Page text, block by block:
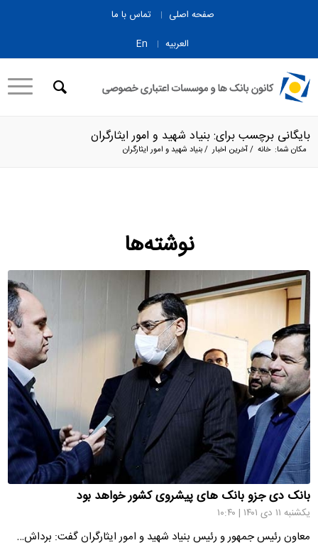
صفحه اصلی
تماس با ما
العربیه
En
بایگانی برچسب برای: بنیاد شهید و امور ایثارگران
مکان شما: خانه /آخرین اخبار /بنیاد شهید و امور ایثارگران
نوشته‌ها
بانک دی جزو بانک های پیشروی کشور خواهد بود
یکشنبه ۱۱ دی ۱۴۰۱ | ۱۰:۴۰
معاون رئیس جمهور و رئیس بنیاد شهید و امور ایثارگران گفت: برداش…